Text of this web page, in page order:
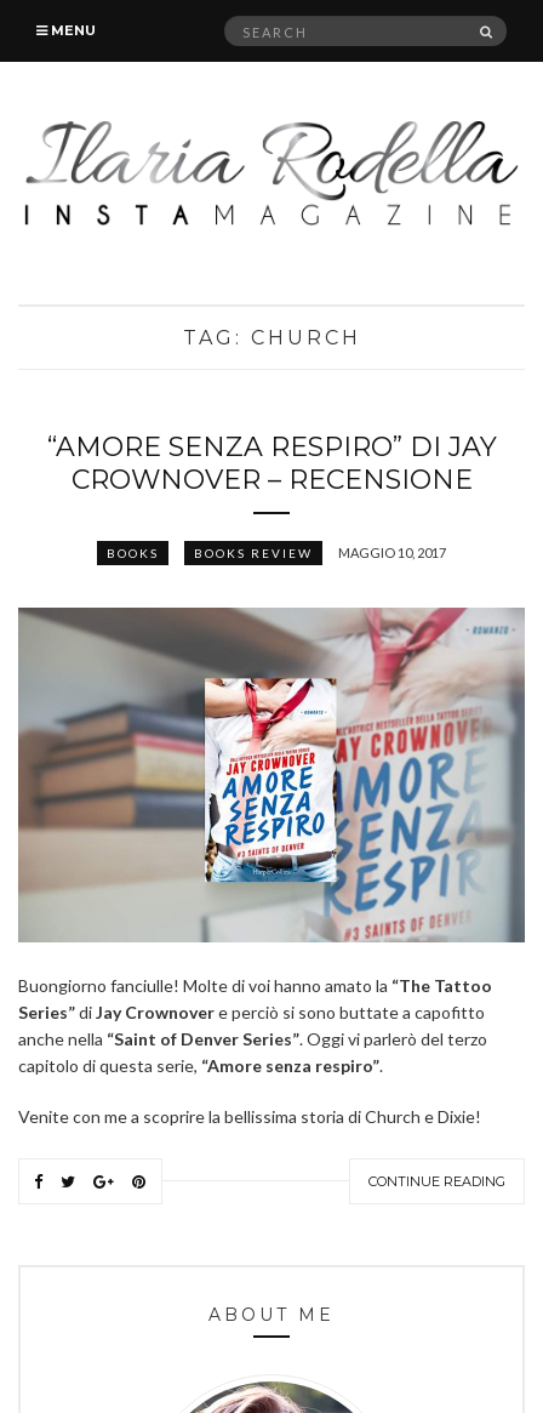
MENU
Search
TAG: CHURCH
“AMORE SENZA RESPIRO” DI JAY
CROWNOVER – RECENSIONE
BOOKS BOOKS REVIEW MAGGIO 10, 2017
Buongiorno fanciulle! Molte di voi hanno amato la “The Tattoo
Series”diJay Crownovere perciò si sono buttate a capofitto
anche nella “Saint of Denver Series”. Oggi vi parlerò del terzo
capitolo di questa serie, “Amore senza respiro”.
Venite con me a scoprire la bellissima storia di Church e Dixie!
CONTINUE READING
ABOUT ME